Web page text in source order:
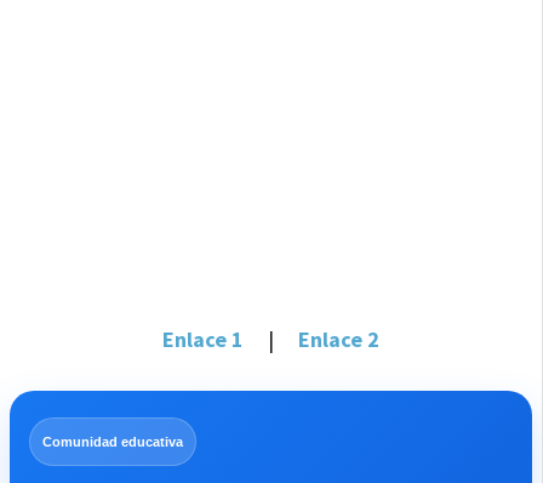
Enlace 1 | Enlace 2
Comunidad educativa